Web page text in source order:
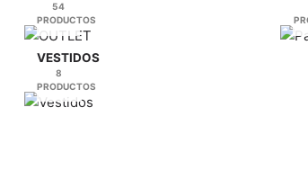
54
PRODUCTOS
VESTIDOS
8
PRODUCTOS